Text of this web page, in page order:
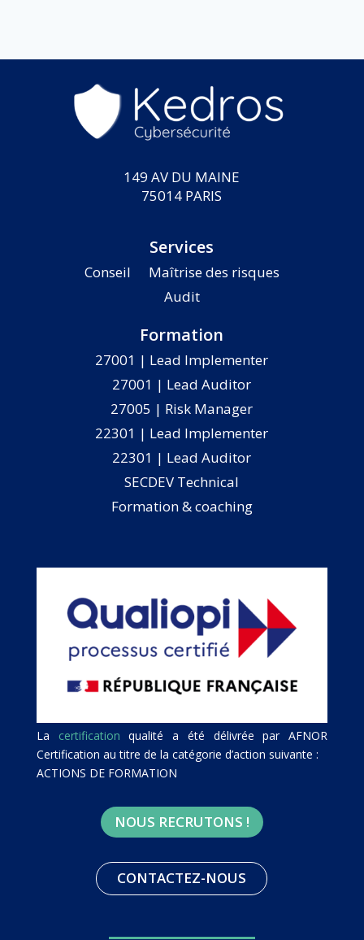
149 AV DU MAINE
75014 PARIS
Services
Conseil
Maîtrise des risques
Audit
Formation
27001 | Lead Implementer
27001 | Lead Auditor
27005 | Risk Manager
22301 | Lead Implementer
22301 | Lead Auditor
SECDEV Technical
Formation & coaching
La certification qualité a été délivrée par AFNOR
Certification au titre de la catégorie d’action suivante :
ACTIONS DE FORMATION
NOUS RECRUTONS !
CONTACTEZ-NOUS